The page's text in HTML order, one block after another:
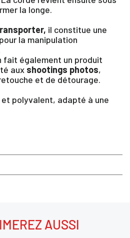
la longe.
il constitue une
la manipulation
fait également un produit
aux shootings photos,
et de détourage.
polyvalent, adapté à une
AUSSI
pour enregistrer des
d'envie
CONNECTER